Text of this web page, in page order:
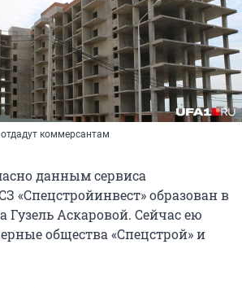
коммерсантам
данным сервиса
«Спецстройинвест» образован в
Гузель Аскаровой. Сейчас ею
общества «Спецстрой» и